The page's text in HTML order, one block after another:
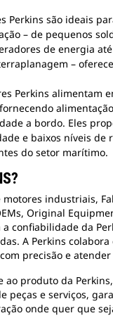
Perkins são ideais
– de pequenos
de energia
–
Perkins alimentam
a bordo. Eles
e baixos níveis de
do setor marítimo.
industriais,
Original
confiabilidade da
A Perkins
precisão e
produto da
peças e serviços,
onde quer que